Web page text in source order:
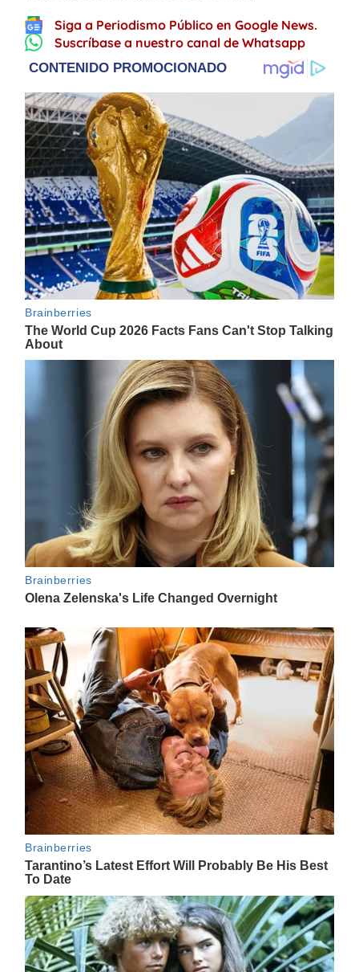
Siga a Periodismo Público en Google News.
Suscríbase a nuestro canal de Whatsapp